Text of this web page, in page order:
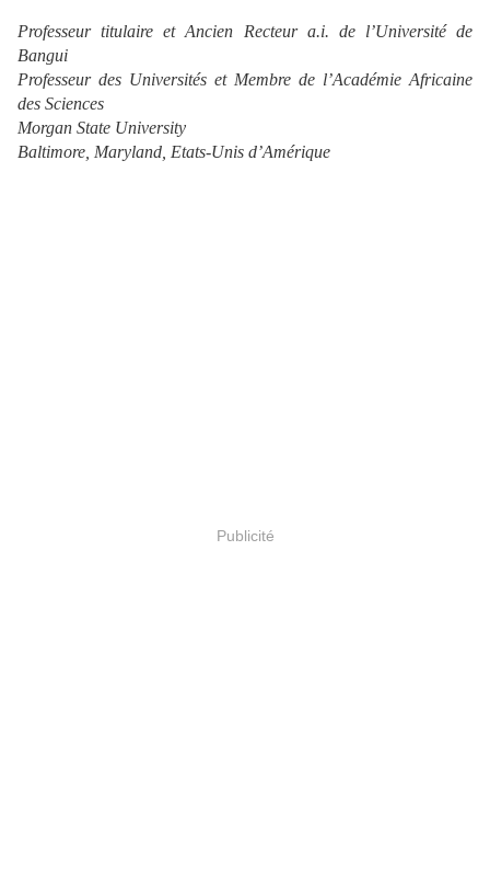
Professeur titulaire et Ancien Recteur a.i. de l’Université de
Bangui
Professeur des Universités et Membre de l’Académie Africaine
des Sciences
Morgan State University
Baltimore, Maryland, Etats-Unis d’Amérique
Publicité